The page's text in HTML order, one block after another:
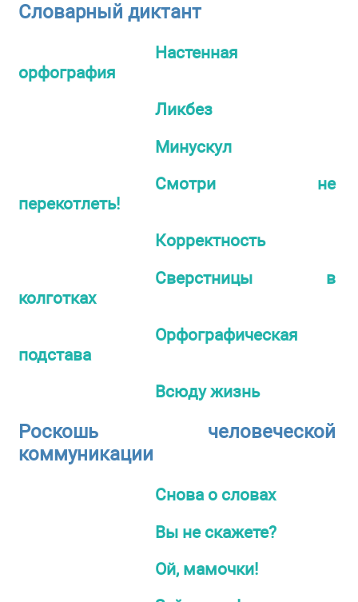
Словарный диктант
Настенная
орфография
Ликбез
Минускул
Смотри не
перекотлеть!
Корректность
Сверстницы в
колготках
Орфографическая
подстава
Всюду жизнь
Роскошь человеческой
коммуникации
Снова о словах
Вы не скажете?
Ой, мамочки!